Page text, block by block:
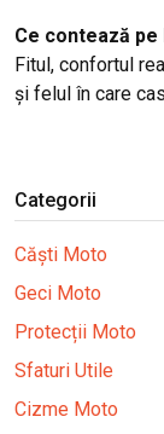
Ce contează
Fitul, confortul
și felul în care
Categorii
Căști Moto
Geci Moto
Protecții Moto
Sfaturi Utile
Cizme Moto